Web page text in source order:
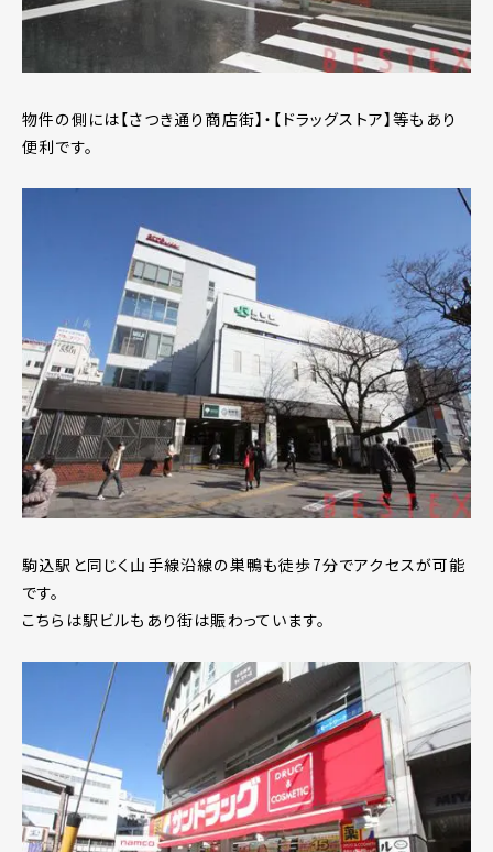
物件の側には【さつき通り商店街】・【ドラッグストア】等もあり
便利です。
駒込駅と同じく山手線沿線の巣鴨も徒歩7分でアクセスが可能
です。
こちらは駅ビルもあり街は賑わっています。